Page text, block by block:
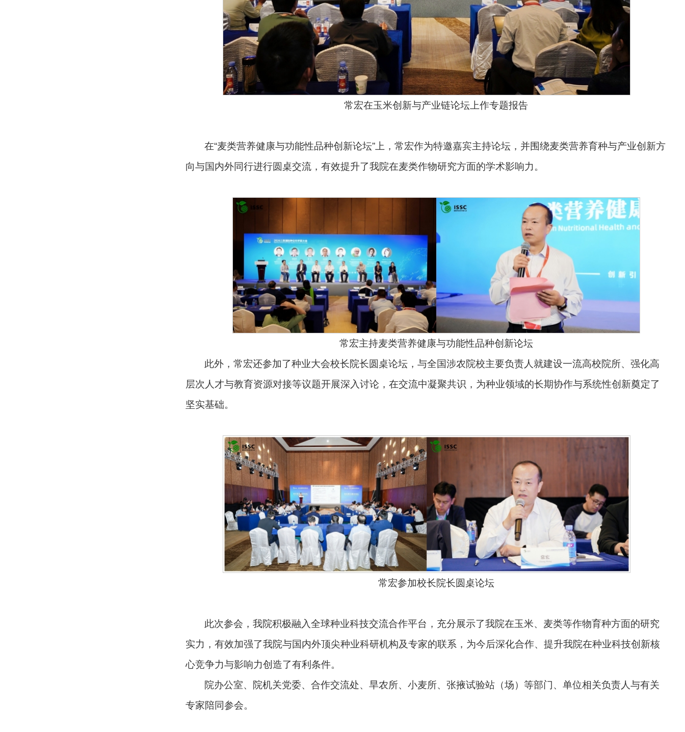
常宏在玉米创新与产业链论坛上作专题报告
在“麦类营养健康与功能性品种创新论坛”上，常宏作为特邀嘉宾主持论坛，并围绕麦类营养育种与产业创新方
向与国内外同行进行圆桌交流，有效提升了我院在麦类作物研究方面的学术影响力。
常宏主持麦类营养健康与功能性品种创新论坛
此外，常宏还参加了种业大会校长院长圆桌论坛，与全国涉农院校主要负责人就建设一流高校院所、强化高
层次人才与教育资源对接等议题开展深入讨论，在交流中凝聚共识，为种业领域的长期协作与系统性创新奠定了
坚实基础。
常宏参加校长院长圆桌论坛
此次参会，我院积极融入全球种业科技交流合作平台，充分展示了我院在玉米、麦类等作物育种方面的研究
实力，有效加强了我院与国内外顶尖种业科研机构及专家的联系，为今后深化合作、提升我院在种业科技创新核
心竞争力与影响力创造了有利条件。
院办公室、院机关党委、合作交流处、旱农所、小麦所、张掖试验站（场）等部门、单位相关负责人与有关
专家陪同参会。